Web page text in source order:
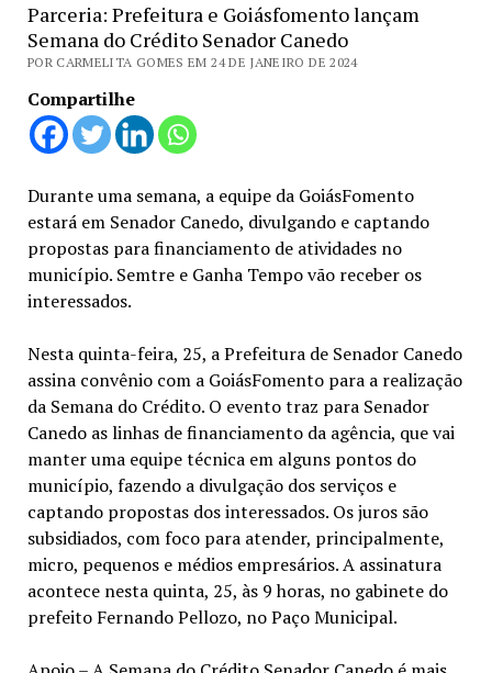
Parceria: Prefeitura e Goiásfomento lançam
Semana do Crédito Senador Canedo
POR CARMELITA GOMES EM 24 DE JANEIRO DE 2024
Compartilhe
Durante uma semana, a equipe da GoiásFomento
estará em Senador Canedo, divulgando e captando
propostas para financiamento de atividades no
município. Semtre e Ganha Tempo vão receber os
interessados.
Nesta quinta-feira, 25, a Prefeitura de Senador Canedo
assina convênio com a GoiásFomento para a realização
da Semana do Crédito. O evento traz para Senador
Canedo as linhas de financiamento da agência, que vai
manter uma equipe técnica em alguns pontos do
município, fazendo a divulgação dos serviços e
captando propostas dos interessados. Os juros são
subsidiados, com foco para atender, principalmente,
micro, pequenos e médios empresários. A assinatura
acontece nesta quinta, 25, às 9 horas, no gabinete do
prefeito Fernando Pellozo, no Paço Municipal.